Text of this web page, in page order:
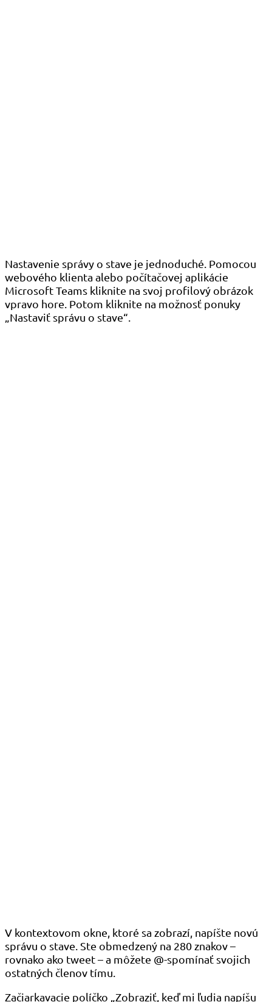
Nastavenie správy o stave je jednoduché. Pomocou
webového klienta alebo počítačovej aplikácie
Microsoft Teams kliknite na svoj profilový obrázok
vpravo hore. Potom kliknite na možnosť ponuky
„Nastaviť správu o stave“.
V kontextovom okne, ktoré sa zobrazí, napíšte novú
správu o stave. Ste obmedzený na 280 znakov –
rovnako ako tweet – a môžete @-spomínať svojich
ostatných členov tímu.
Začiarkavacie políčko „Zobraziť, keď mi ľudia napíšu